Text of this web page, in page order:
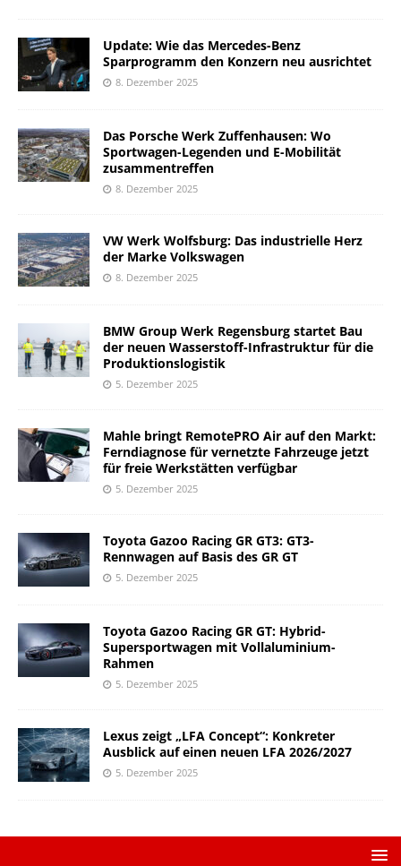
Update: Wie das Mercedes-Benz
Sparprogramm den Konzern neu ausrichtet
8. Dezember 2025
Das Porsche Werk Zuffenhausen: Wo
Sportwagen-Legenden und E-Mobilität
zusammentreffen
8. Dezember 2025
VW Werk Wolfsburg: Das industrielle Herz
der Marke Volkswagen
8. Dezember 2025
BMW Group Werk Regensburg startet Bau
der neuen Wasserstoff-Infrastruktur für die
Produktionslogistik
5. Dezember 2025
Mahle bringt RemotePRO Air auf den Markt:
Ferndiagnose für vernetzte Fahrzeuge jetzt
für freie Werkstätten verfügbar
5. Dezember 2025
Toyota Gazoo Racing GR GT3: GT3-
Rennwagen auf Basis des GR GT
5. Dezember 2025
Toyota Gazoo Racing GR GT: Hybrid-
Supersportwagen mit Vollaluminium-
Rahmen
5. Dezember 2025
Lexus zeigt „LFA Concept“: Konkreter
Ausblick auf einen neuen LFA 2026/2027
5. Dezember 2025